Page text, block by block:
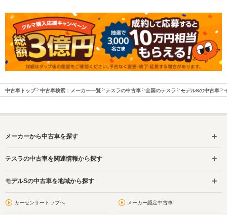
中古車トップ 中古車検索：メーカー一覧 テスラの中古車 全国のテスラ モデルSの中古車
メーカーから中古車を探す
テスラの中古車を関連情報から探す
モデルSの中古車を地域から探す
カーセンサートップへ メーカー認定中古車